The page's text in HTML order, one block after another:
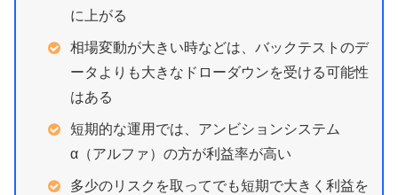
に上がる
相場変動が大きい時などは、バックテストのデ
ータよりも大きなドローダウンを受ける可能性
はある
短期的な運用では、アンビションシステム
α（アルファ）の方が利益率が高い
多少のリスクを取ってでも短期で大きく利益を